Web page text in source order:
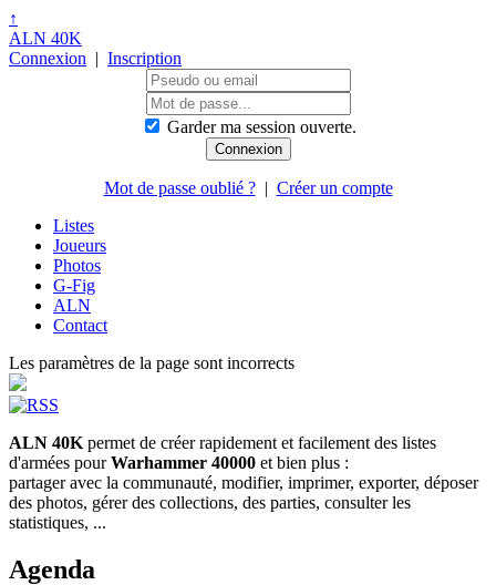
↑
ALN 40K
Connexion | Inscription
Garder ma session ouverte.
Mot de passe oublié ?| Créer un compte
Listes
Joueurs
Photos
G-Fig
ALN
Contact
Les paramètres de la page sont incorrects
ALN 40K permet de créer rapidement et facilement des listes
d'armées pourWarhammer 40000 et bien plus :
partager avec la communauté, modifier, imprimer, exporter, déposer
des photos, gérer des collections, des parties, consulter les
statistiques, ...
Agenda